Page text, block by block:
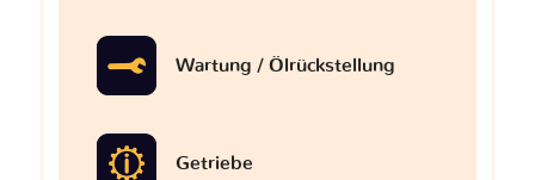
Wartung / Ölrückstellung
Getriebe